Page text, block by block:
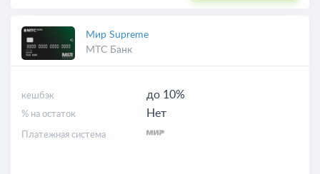
Мир Supreme
МТС Банк
кешбэк до 10%
% на остаток Нет
Платежная система